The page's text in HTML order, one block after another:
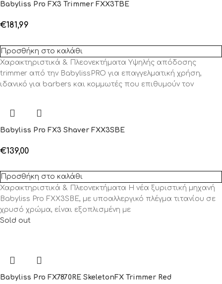
Babyliss Pro FX3 Trimmer FXX3TBE
€181,99
Προσθήκη στο καλάθι
Χαρακτηριστικά & Πλεονεκτήματα Υψηλής απόδοσης
trimmer από την BabylissPRO για επαγγελματική χρήση,
ιδανικό για barbers και κομμωτές που επιθυμούν τον
Babyliss Pro FX3 Shaver FXX3SBE
€139,00
Προσθήκη στο καλάθι
Χαρακτηριστικά & Πλεονεκτήματα Η νέα ξυριστική μηχανή
Babyliss Pro FXX3SBE, με υποαλλεργικό πλέγμα τιτανίου σε
χρυσό χρώμα, είναι εξοπλισμένη με
Sold out
Babyliss Pro FX7870RE SkeletonFX Trimmer Red